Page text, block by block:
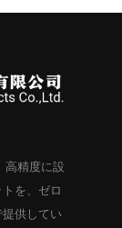
高精度に設
を、ゼロ
供してい